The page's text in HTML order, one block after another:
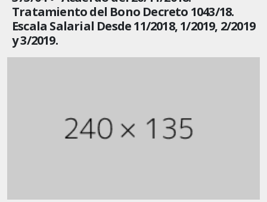
Tratamiento del Bono Decreto 1043/18.
Escala Salarial Desde 11/2018, 1/2019, 2/2019
y 3/2019.